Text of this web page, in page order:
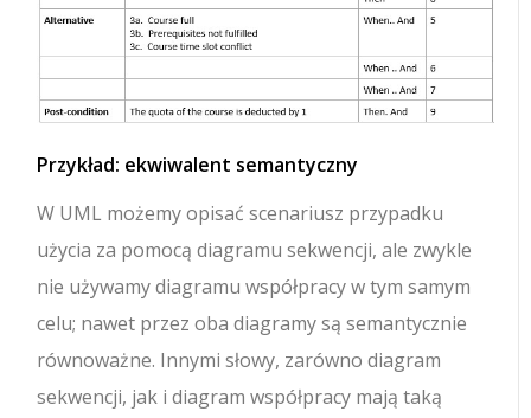
Przykład: ekwiwalent semantyczny
W UML możemy opisać scenariusz przypadku
użycia za pomocą diagramu sekwencji, ale zwykle
nie używamy diagramu współpracy w tym samym
celu; nawet przez oba diagramy są semantycznie
równoważne. Innymi słowy, zarówno diagram
sekwencji, jak i diagram współpracy mają taką